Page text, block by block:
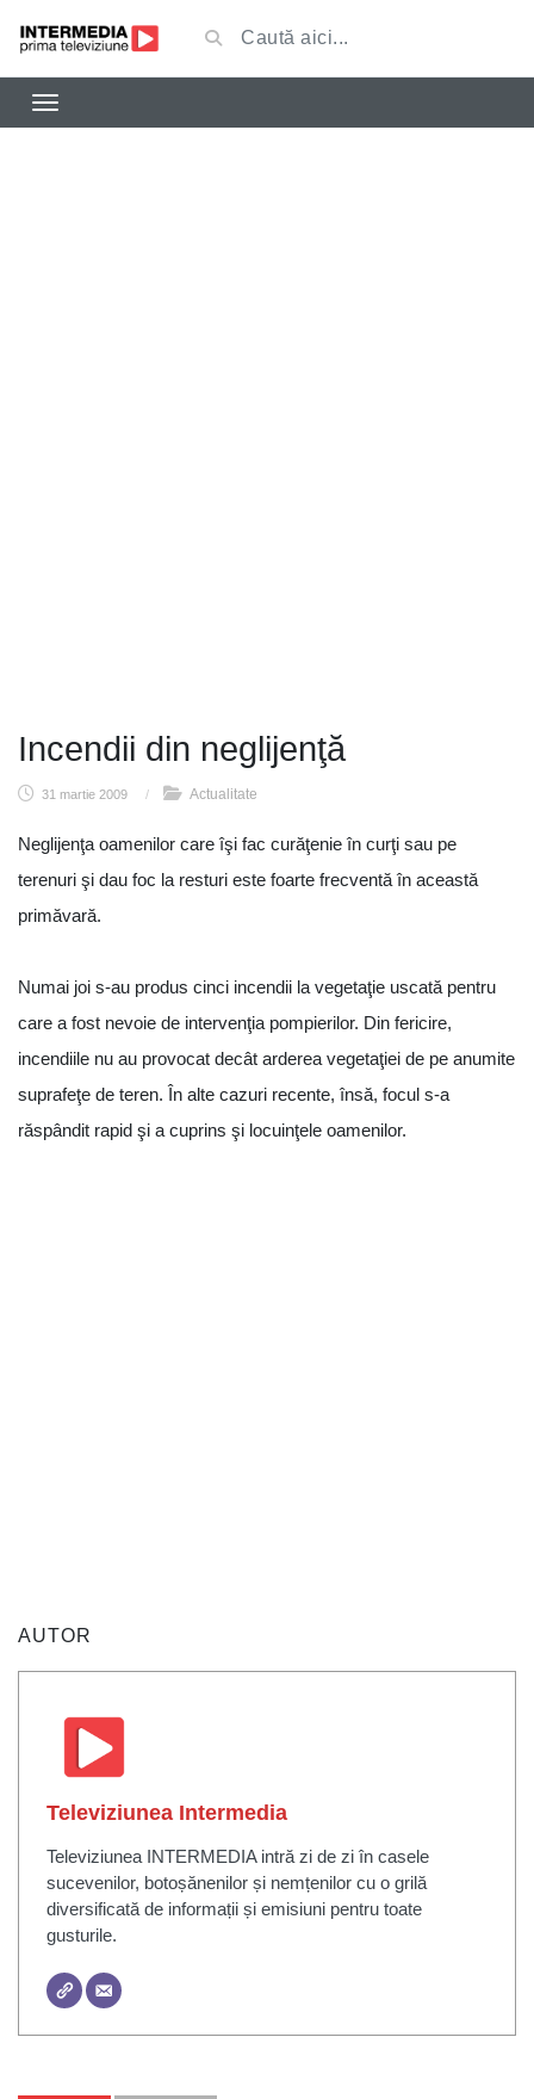
Incendii din neglijenţă
31 martie 2009 / Actualitate
Neglijenţa oamenilor care îşi fac curăţenie în curţi sau pe
terenuri şi dau foc la resturi este foarte frecventă în această
primăvară.
Numai joi s-au produs cinci incendii la vegetaţie uscată pentru
care a fost nevoie de intervenţia pompierilor. Din fericire,
incendiile nu au provocat decât arderea vegetaţiei de pe anumite
suprafeţe de teren. În alte cazuri recente, însă, focul s-a
răspândit rapid şi a cuprins şi locuinţele oamenilor.
AUTOR
Televiziunea Intermedia
Televiziunea INTERMEDIA intră zi de zi în casele
sucevenilor, botoșănenilor și nemțenilor cu o grilă
diversificată de informații și emisiuni pentru toate
gusturile.